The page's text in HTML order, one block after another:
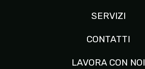
SERVIZI
CONTATTI
LAVORA CON NOI